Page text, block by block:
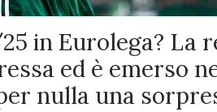
in Eurolega? La
ed è emerso
nulla una